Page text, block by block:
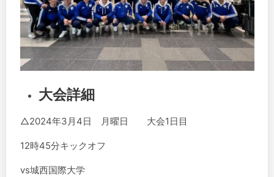
大会詳細
△2024年3月4日 月曜日 大会1日目
12時45分キックオフ
vs城西国際大学